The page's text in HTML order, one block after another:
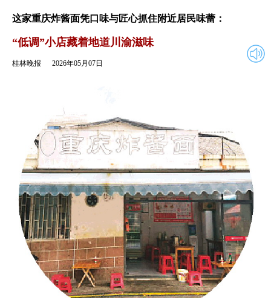
返回 2026年05月07日
这家重庆炸酱面凭口味与匠心抓住附近居民味蕾：
“低调”小店藏着地道川渝滋味
桂林晚报 2026年05月07日